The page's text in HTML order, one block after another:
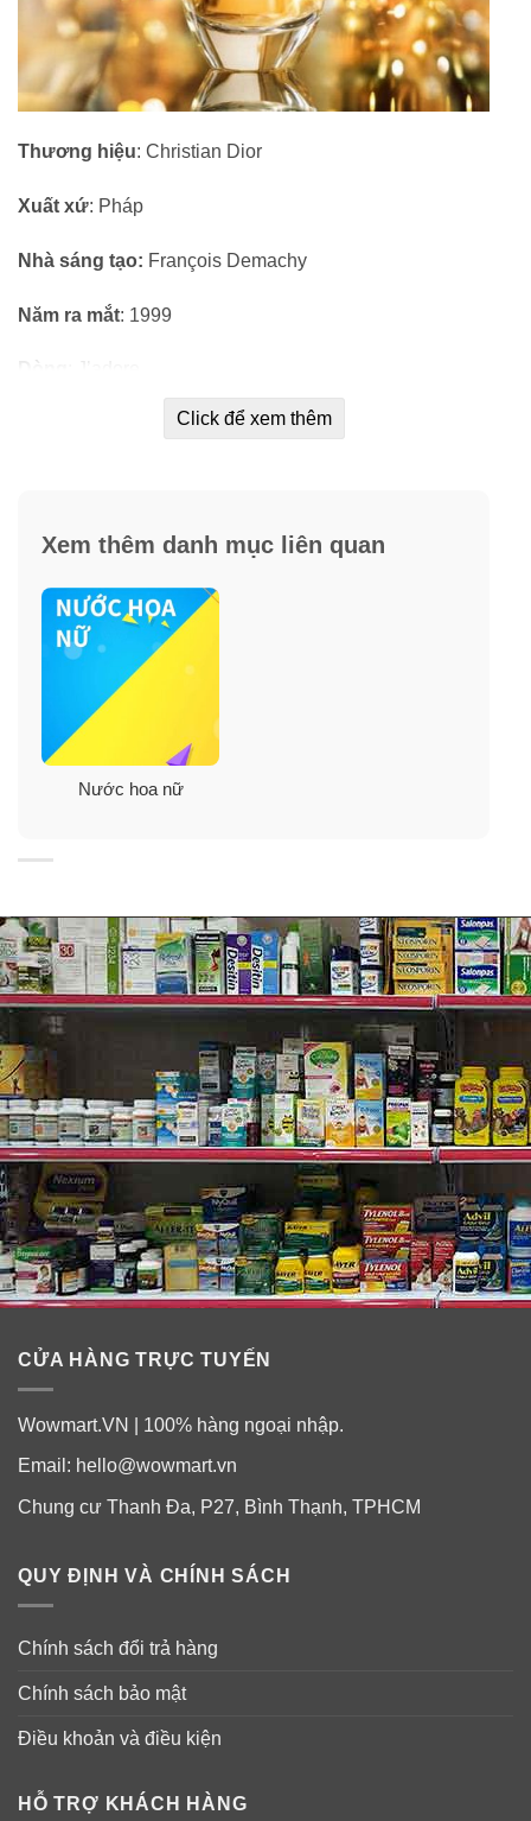
Thương hiệu: Christian Dior
Xuất xứ: Pháp
Nhà sáng tạo: François Demachy
Năm ra mắt: 1999
: Hương hoa cỏ trái cây (Floral Fruity).
Phong cách: Nữ tính, sang trọng, quyến rũ.
Hương đầu: Hoa mộc lan, Dưa gang, Quả đào, Quả lê,
Cam Bergamot, Quả quýt hồng.
: Hoa huệ trắng, Quả mận, Hoa tím, Hoa
phong lan, Hoa lan Nam Phi, Hoa nhài, Hoa linh lan
thung lũng, Hoa hồng.
Hương cuối : Xạ hương, Hương Va ni, Gỗ tuyết tùng,
Click để xem thêm
Xem thêm danh mục liên quan
Nước hoa nữ
CỬA HÀNG TRỰC TUYẾN
Wowmart.VN | 100% hàng ngoại nhập.
Email: hello@wowmart.vn
Chung cư Thanh Đa, P27, Bình Thạnh, TPHCM
QUY ĐỊNH VÀ CHÍNH SÁCH
Chính sách đổi trả hàng
Chính sách bảo mật
Điều khoản và điều kiện
HỖ TRỢ KHÁCH HÀNG